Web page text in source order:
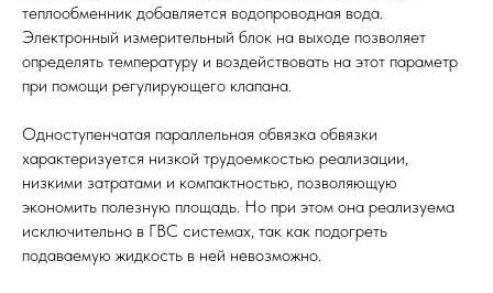
теплообменник добавляется водопроводная вода.
Электронный измерительный блок на выходе позволяет
определять температуру и воздействовать на этот параметр
при помощи регулирующего клапана.
Одноступенчатая параллельная обвязка обвязки
характеризуется низкой трудоемкостью реализации,
низкими затратами и компактностью, позволяющую
экономить полезную площадь. Но при этом она реализуема
исключительно в ГВС системах, так как подогреть
подаваемую жидкость в ней невозможно.